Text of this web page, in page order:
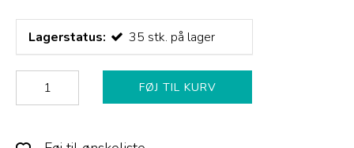
Lagerstatus: 35 stk. på lager
FØJ TIL KURV